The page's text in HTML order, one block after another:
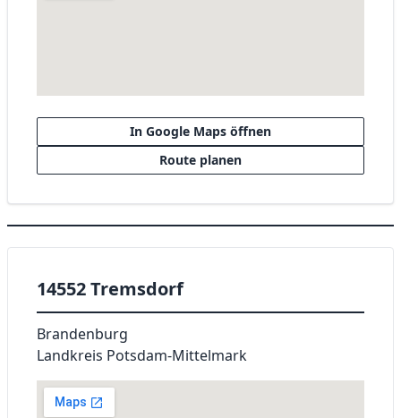
In Google Maps öffnen
Route planen
14552 Tremsdorf
Brandenburg
Landkreis Potsdam-Mittelmark